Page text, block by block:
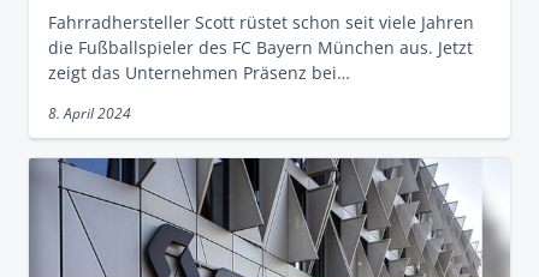
Fahrradhersteller Scott rüstet schon seit viele Jahren
die Fußballspieler des FC Bayern München aus. Jetzt
zeigt das Unternehmen Präsenz bei…
8. April 2024